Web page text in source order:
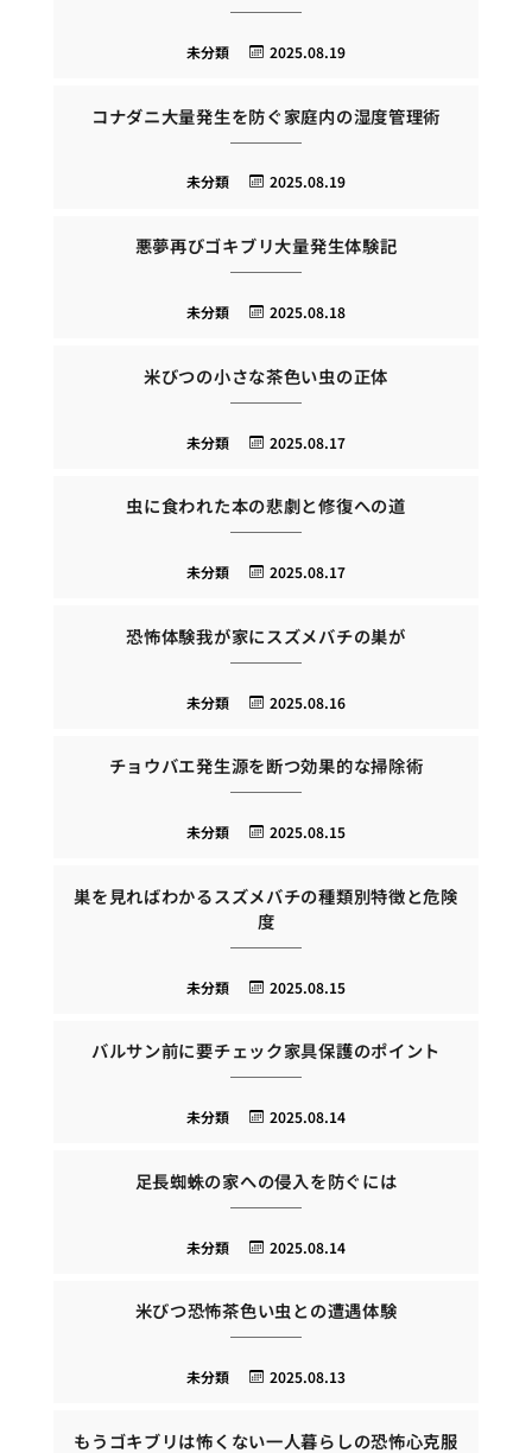
2025.08.19
未分類
コナダニ大量発生を防ぐ家庭内の湿度管理術
2025.08.19
未分類
悪夢再びゴキブリ大量発生体験記
2025.08.18
未分類
米びつの小さな茶色い虫の正体
2025.08.17
未分類
虫に食われた本の悲劇と修復への道
2025.08.17
未分類
恐怖体験我が家にスズメバチの巣が
2025.08.16
未分類
チョウバエ発生源を断つ効果的な掃除術
2025.08.15
未分類
巣を見ればわかるスズメバチの種類別特徴と危険
度
2025.08.15
未分類
バルサン前に要チェック家具保護のポイント
2025.08.14
未分類
足長蜘蛛の家への侵入を防ぐには
2025.08.14
未分類
米びつ恐怖茶色い虫との遭遇体験
2025.08.13
未分類
もうゴキブリは怖くない一人暮らしの恐怖心克服